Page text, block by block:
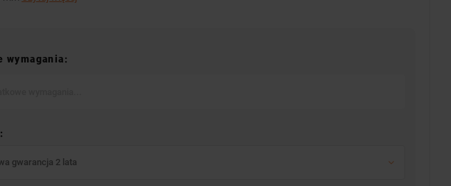
wymagania:
gwarancja 2 lata